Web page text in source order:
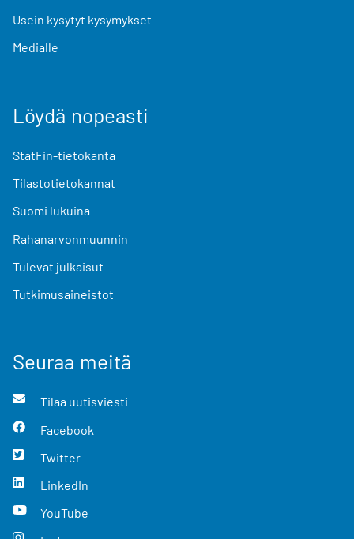
Usein kysytyt kysymykset
Medialle
Löydä nopeasti
StatFin-tietokanta
Tilastotietokannat
Suomi lukuina
Rahanarvonmuunnin
Tulevat julkaisut
Tutkimusaineistot
Seuraa meitä
Tilaa uutisviesti
Facebook
Twitter
LinkedIn
YouTube